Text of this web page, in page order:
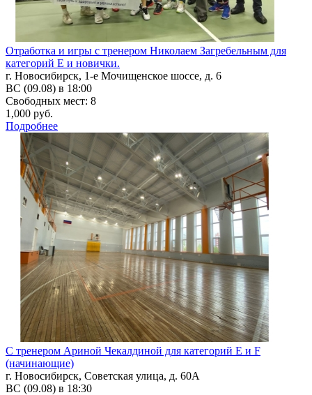
Отработка и игры с тренером Николаем Загребельным для
категорий Е и новички.
г. Новосибирск, 1-е Мочищенское шоссе, д. 6
ВС (09.08) в 18:00
Свободных мест: 8
1,000 руб.
Подробнее
С тренером Ариной Чекалдиной для категорий Е и F
(начинающие)
г. Новосибирск, Советская улица, д. 60А
ВС (09.08) в 18:30